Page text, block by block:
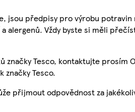
jsou předpisy pro výrobu potravin
alergenů. Vždy byste si měli
značky Tesco, kontaktujte prosím
značky Tesco.
přijmout odpovědnost za